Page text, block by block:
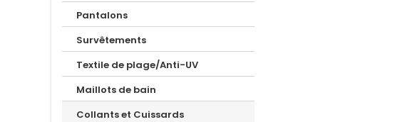
Pantalons
Survêtements
Textile de plage/Anti-UV
Maillots de bain
Collants et Cuissards